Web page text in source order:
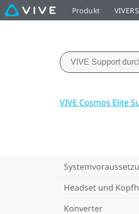
Produkt
VIVE Cosmos Elite
Headset und
Konverter